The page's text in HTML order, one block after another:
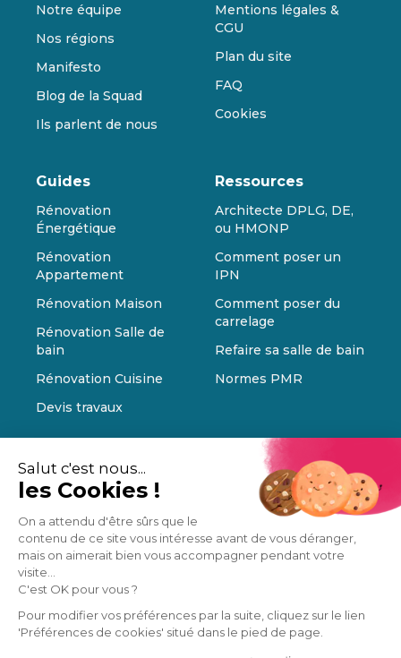
Salut c'est nous...
les Cookies !
On a attendu d'être sûrs que le
contenu de ce site vous intéresse avant de vous déranger,
mais on aimerait bien vous accompagner pendant votre
visite...
C'est OK pour vous ?
Pour modifier vos préférences par la suite, cliquez sur le lien
'Préférences de cookies' situé dans le pied de page.
Notre équipe
Nos régions
Manifesto
Blog de la Squad
Ils parlent de nous
Mentions légales &
CGU
Plan du site
FAQ
Cookies
Guides
Rénovation
Énergétique
Rénovation
Appartement
Rénovation Maison
Rénovation Salle de
bain
Rénovation Cuisine
Devis travaux
Ressources
Architecte DPLG, DE,
ou HMONP
Comment poser un
IPN
Comment poser du
carrelage
Refaire sa salle de bain
Normes PMR